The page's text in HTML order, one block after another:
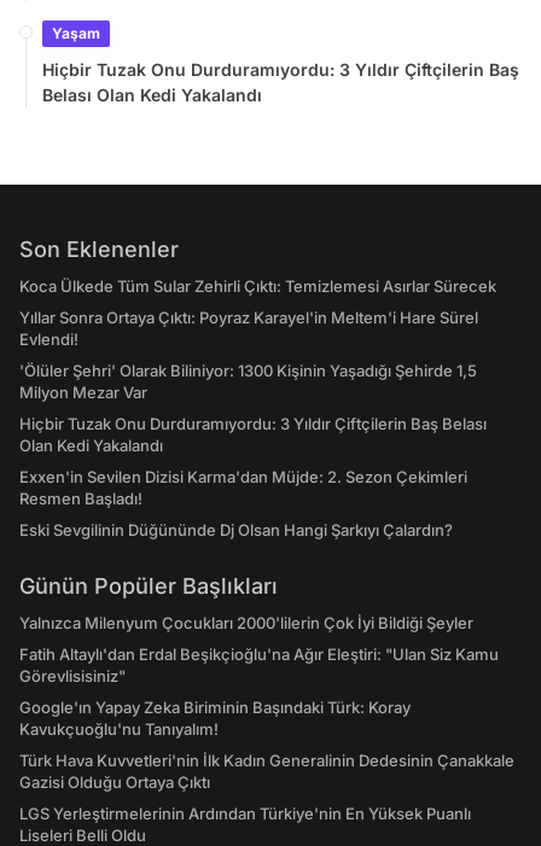
Yaşam
Hiçbir Tuzak Onu Durduramıyordu: 3 Yıldır Çiftçilerin Baş
Belası Olan Kedi Yakalandı
Son Eklenenler
Koca Ülkede Tüm Sular Zehirli Çıktı: Temizlemesi Asırlar Sürecek
Yıllar Sonra Ortaya Çıktı: Poyraz Karayel'in Meltem'i Hare Sürel
Evlendi!
'Ölüler Şehri' Olarak Biliniyor: 1300 Kişinin Yaşadığı Şehirde 1,5
Milyon Mezar Var
Hiçbir Tuzak Onu Durduramıyordu: 3 Yıldır Çiftçilerin Baş Belası
Olan Kedi Yakalandı
Exxen'in Sevilen Dizisi Karma'dan Müjde: 2. Sezon Çekimleri
Resmen Başladı!
Eski Sevgilinin Düğününde Dj Olsan Hangi Şarkıyı Çalardın?
Günün Popüler Başlıkları
Yalnızca Milenyum Çocukları 2000'lilerin Çok İyi Bildiği Şeyler
Fatih Altaylı'dan Erdal Beşikçioğlu'na Ağır Eleştiri: "Ulan Siz Kamu
Görevlisisiniz"
Google'ın Yapay Zeka Biriminin Başındaki Türk: Koray
Kavukçuoğlu'nu Tanıyalım!
Türk Hava Kuvvetleri'nin İlk Kadın Generalinin Dedesinin Çanakkale
Gazisi Olduğu Ortaya Çıktı
LGS Yerleştirmelerinin Ardından Türkiye'nin En Yüksek Puanlı
Liseleri Belli Oldu